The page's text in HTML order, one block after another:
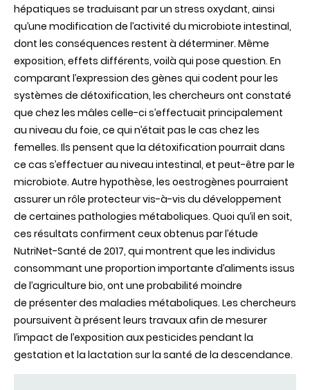
hépatiques se traduisant par un stress oxydant, ainsi
qu’une modification de l’activité du microbiote intestinal,
dont les conséquences restent à déterminer. Même
exposition, effets différents, voilà qui pose question. En
comparant l’expression des gènes qui codent pour les
systèmes de détoxification, les chercheurs ont constaté
que chez les mâles celle-ci s’effectuait principalement
au niveau du foie, ce qui n’était pas le cas chez les
femelles. Ils pensent que la détoxification pourrait dans
ce cas s’effectuerau niveau intestinal, et peut-être par le
microbiote. Autre hypothèse, les oestrogènes pourraient
assurer un rôle protecteurvis-à-vis du développement
de certaines pathologies métaboliques. Quoi qu’il en soit,
ces résultats confirment ceuxobtenus parl’étude
NutriNet-Santé de 2017, qui montrent que les individus
consommant une proportion importante d’aliments issus
de l’agriculture bio, ont une probabilité moindre
de présenterdes maladies métaboliques. Les chercheurs
poursuivent à présent leurs travauxafin de mesurer
l’impact de l’exposition auxpesticides pendant la
gestation et la lactation surla santé de la descendance.